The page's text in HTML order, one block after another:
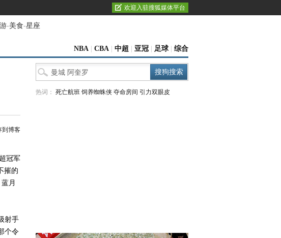
欢迎入驻搜狐媒体平台
-美食-星座
NBA CBA 中超 亚冠 足球 综合
到博客
冠军
摧的
月
射手
个令
热词： 死亡航班 饲养蜘蛛侠 夺命房间 引力双眼皮